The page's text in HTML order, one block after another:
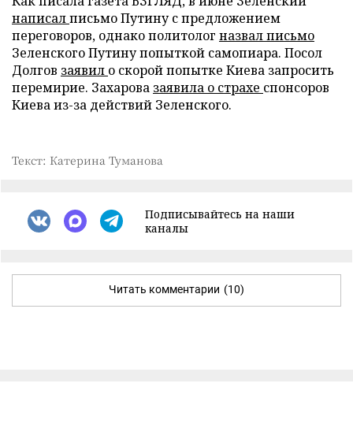
написалписьмо Путину с предложением
переговоров, однако политолог назвал письмо
Зеленского Путину попыткой самопиара. Посол
Долгов заявил о скорой попытке Киева запросить
перемирие. Захарова заявила о страхе спонсоров
Киева из-за действий Зеленского.
Текст: Катерина Туманова
Подписывайтесь на наши
каналы
Читать комментарии (10)